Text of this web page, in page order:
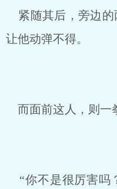
紧随其后，旁边的
让他动弹不得。
而面前这人，则一
“你不是很厉害吗